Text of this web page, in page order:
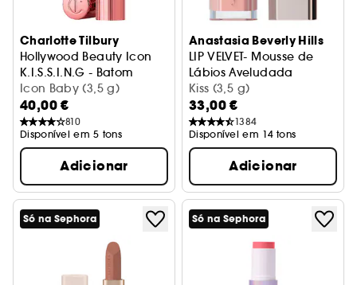
Charlotte Tilbury
Hollywood Beauty Icon
K.I.S.S.I.N.G - Batom
Icon Baby (3,5 g)
40,00 €
810
Disponível em 5 tons
Adicionar
Anastasia Beverly Hills
LIP VELVET- Mousse de
Lábios Aveludada
Kiss (3,5 g)
33,00 €
1384
Disponível em 14 tons
Adicionar
Só na Sephora Só na Sephora